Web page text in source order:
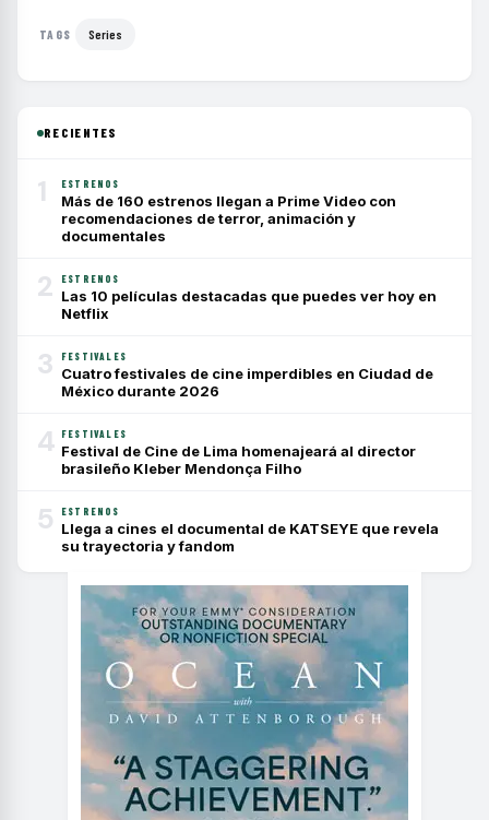
TAGS Series
RECIENTES
1 ESTRENOS
Más de 160 estrenos llegan a Prime Video con
recomendaciones de terror, animación y
documentales
2 ESTRENOS
Las 10 películas destacadas que puedes ver hoy en
Netflix
3 FESTIVALES
Cuatro festivales de cine imperdibles en Ciudad de
México durante 2026
4 FESTIVALES
Festival de Cine de Lima homenajeará al director
brasileño Kleber Mendonça Filho
5 ESTRENOS
Llega a cines el documental de KATSEYE que revela
su trayectoria y fandom